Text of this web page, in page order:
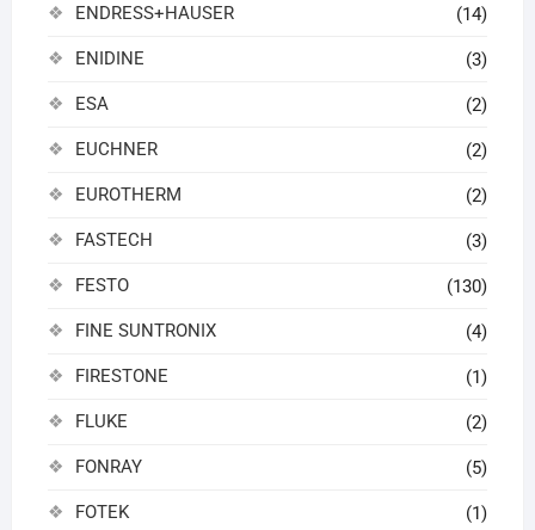
ENDRESS+HAUSER (14)
ENIDINE (3)
ESA (2)
EUCHNER (2)
EUROTHERM (2)
FASTECH (3)
FESTO (130)
FINE SUNTRONIX (4)
FIRESTONE (1)
FLUKE (2)
FONRAY (5)
FOTEK (1)